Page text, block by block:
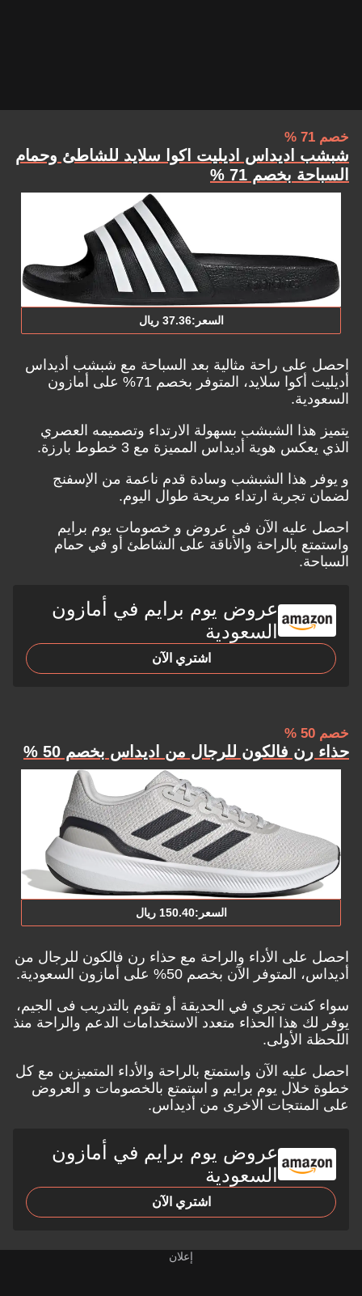
خصم 71 %
شبشب اديداس اديليت اكوا سلايد للشاطئ وحمام
السباحة بخصم 71 %
السعر:‎37.‎36‏ ريال
احصل على راحة مثالية بعد السباحة مع شبشب أديداس
أديليت أكوا سلايد، المتوفر بخصم 71% على
أمازون
السعودية.
يتميز هذا الشبشب بسهولة الارتداء وتصميمه العصري
الذي يعكس هوية أديداس المميزة مع 3 خطوط بارزة.
و يوفر هذا الشبشب وسادة قدم ناعمة من الإسفنج
لضمان تجربة ارتداء مريحة طوال اليوم.
احصل عليه الآن فى عروض و خصومات يوم برايم
واستمتع بالراحة والأناقة على الشاطئ أو في حمام
السباحة.
عروض يوم برايم في أمازون
السعودية
اشتري الآن
خصم 50 %
حذاء رن فالكون للرجال من اديداس بخصم 50 %
السعر:‎150.‎40‏ ريال
احصل على الأداء والراحة مع حذاء رن فالكون للرجال من
أديداس، المتوفر الآن بخصم 50% على أمازون السعودية.
سواء كنت تجري في الحديقة أو تقوم بالتدريب فى الجيم،
يوفر لك هذا الحذاء متعدد الاستخدامات الدعم والراحة منذ
اللحظة الأولى.
احصل عليه الآن واستمتع بالراحة والأداء المتميزين مع كل
خطوة خلال يوم برايم و استمتع بالخصومات و العروض
على المنتجات الاخرى من أديداس.
عروض يوم برايم في أمازون
السعودية
اشتري الآن